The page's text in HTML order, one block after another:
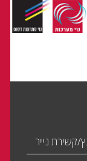
קשירת נייר